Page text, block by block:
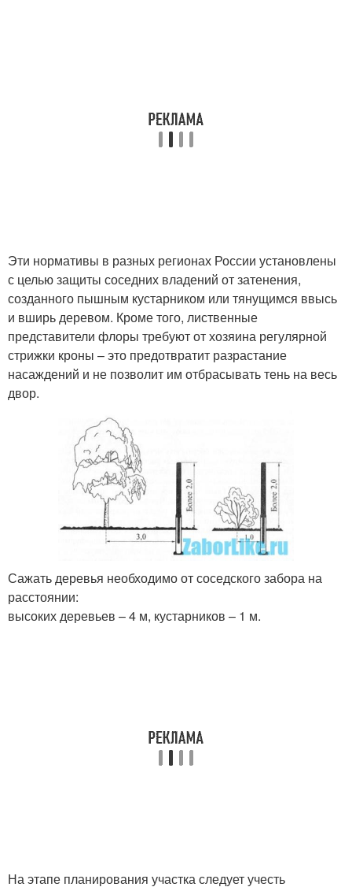
Эти нормативы в разных регионах России установлены
с целью защиты соседних владений от затенения,
созданного пышным кустарником или тянущимся ввысь
и вширь деревом. Кроме того, лиственные
представители флоры требуют от хозяина регулярной
стрижки кроны – это предотвратит разрастание
насаждений и не позволит им отбрасывать тень на весь
двор.
Сажать деревья необходимо от соседского забора на
расстоянии:
высоких деревьев – 4 м, кустарников – 1 м.
На этапе планирования участка следует учесть